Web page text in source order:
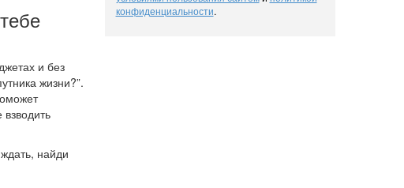
и без
жизни?”.
найди
конфиденциальности.